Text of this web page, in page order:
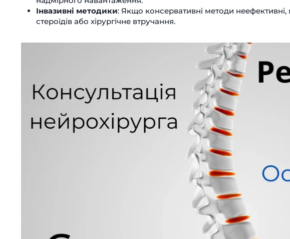
Інвазивні методики: Якщо консервативні методи неефективні,
стероїдів або хірургічне втручання.